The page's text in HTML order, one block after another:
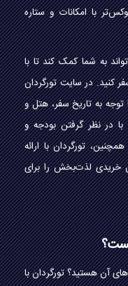
با امکانات و ستاره
به شما کمک کند تا با
کنید. در سایت تورگردان
به تاریخ سفر، هتل و
با در نظر گرفتن بودجه و
تورگردان با ارائه
خریدی لذت‌بخش را برای
آن هستید؟ تورگردان با